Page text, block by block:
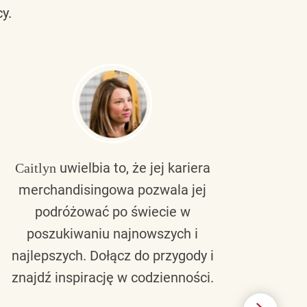
Caitlynuwielbia to, że jej kariera
merchandisingowa pozwala jej
podróżować po świecie w
poszukiwaniu najnowszych i
najlepszych. Dołącz do przygody i
znajdź inspirację w codzienności.